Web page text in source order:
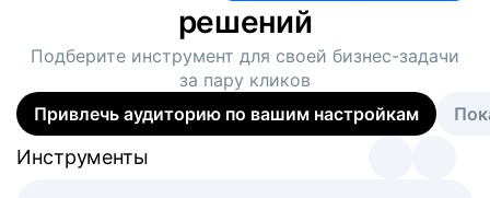
решений
Подберите инструмент для своей бизнес-задачи
за пару кликов
Привлечь аудиторию по вашим настройкам
Инструменты
Инструменты
Инструменты